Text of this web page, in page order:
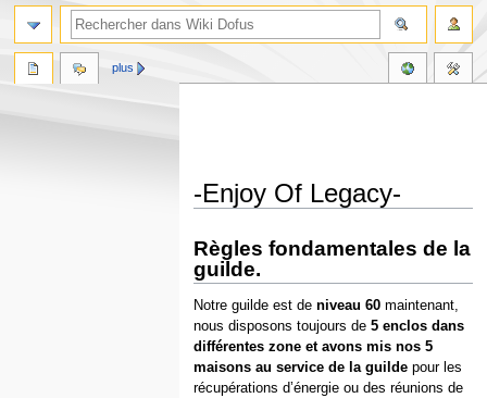
-Enjoy Of Legacy-
à
la
navigation
à
la
recherche
Règles fondamentales de la
guilde.
Notre guilde est de niveau 60maintenant,
nous disposons toujours de 5 enclos dans
différentes zone et avons mis nos 5
maisons au service de la guildepour les
récupérations d’énergie ou des réunions de
plus